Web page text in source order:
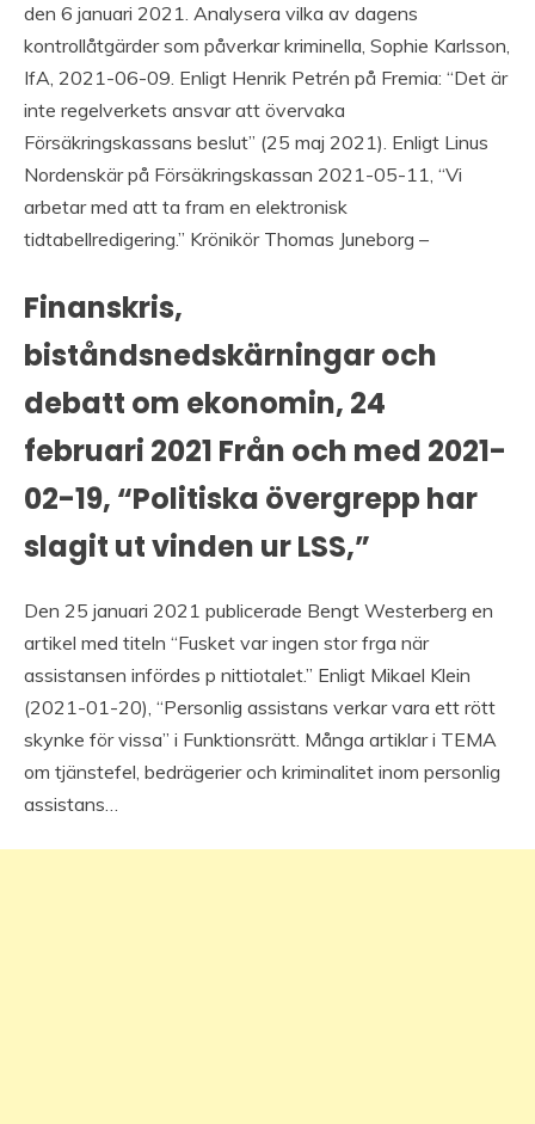
den 6 januari 2021. Analysera vilka av dagens
kontrollåtgärder som påverkar kriminella, Sophie Karlsson,
IfA, 2021-06-09. Enligt Henrik Petrén på Fremia: “Det är
inte regelverkets ansvar att övervaka
Försäkringskassans beslut” (25 maj 2021). Enligt Linus
Nordenskär på Försäkringskassan 2021-05-11, “Vi
arbetar med att ta fram en elektronisk
tidtabellredigering.” Krönikör Thomas Juneborg –
Finanskris,
biståndsnedskärningar och
debatt om ekonomin, 24
februari 2021 Från och med 2021-
02-19, “Politiska övergrepp har
slagit ut vinden ur LSS,”
Den 25 januari 2021 publicerade Bengt Westerberg en
artikel med titeln “Fusket var ingen stor frga när
assistansen infördes p nittiotalet.” Enligt Mikael Klein
(2021-01-20), “Personlig assistans verkar vara ett rött
skynke för vissa” i Funktionsrätt. Många artiklar i TEMA
om tjänstefel, bedrägerier och kriminalitet inom personlig
assistans…